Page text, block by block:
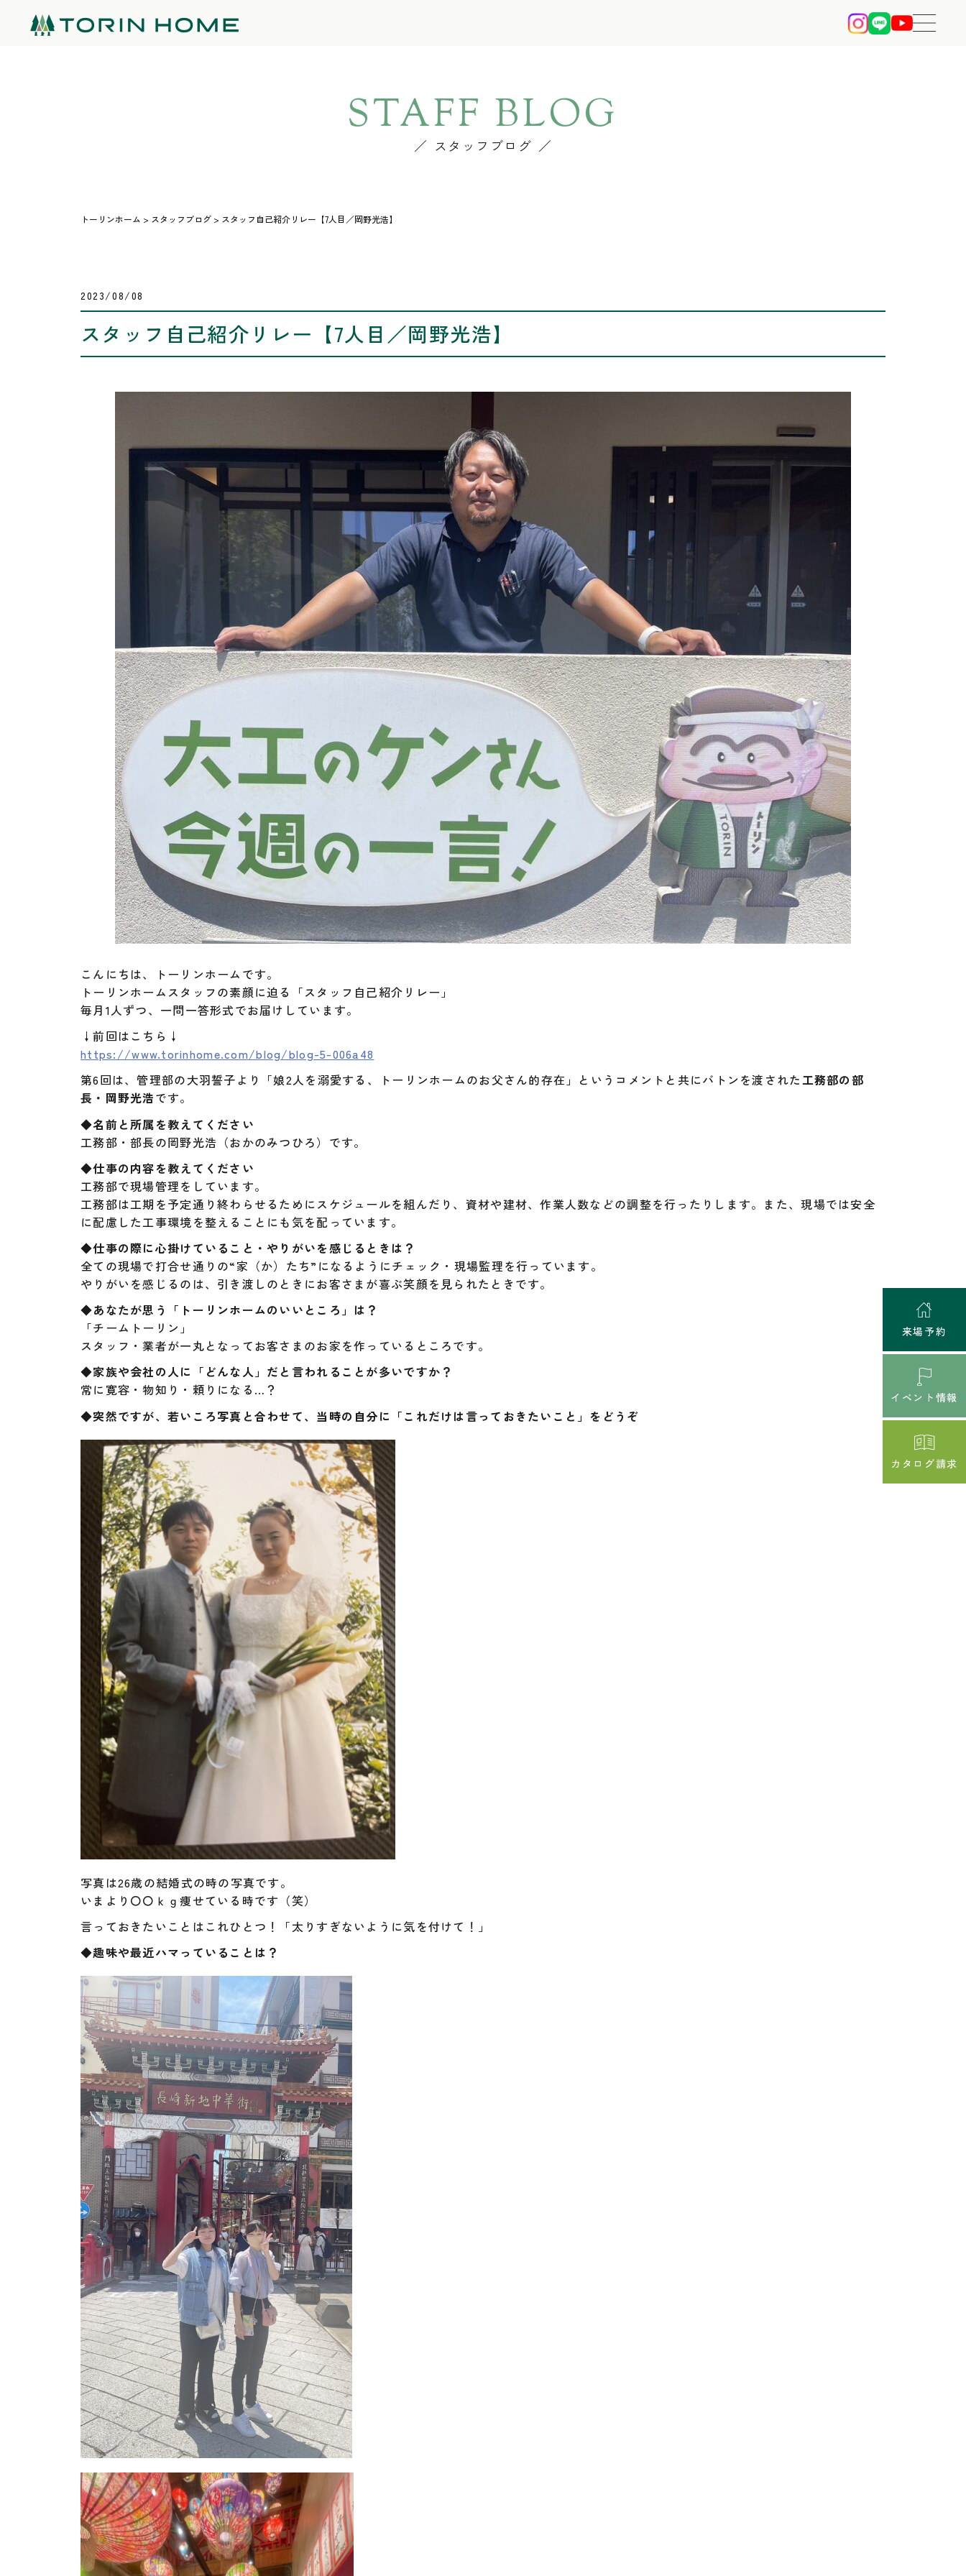
STAFF BLOG
スタッフブログ
トーリンホーム > スタッフブログ > スタッフ自己紹介リレー【7人目／岡野光浩】
2023/08/08
スタッフ自己紹介リレー【7人目／岡野光浩】
こんにちは、トーリンホームです。
トーリンホームスタッフの素顔に迫る「スタッフ自己紹介リレー」
毎月1人ずつ、一問一答形式でお届けしています。
↓前回はこちら↓
https://www.torinhome.com/blog/blog-5-006a48
第6回は、管理部の大羽誓子より「娘2人を溺愛する、トーリンホームのお父さん的存在」というコメントと共にバトンを渡された工務部の部
長・岡野光浩です。
◆名前と所属を教えてください
工務部・部長の岡野光浩（おかのみつひろ）です。
◆仕事の内容を教えてください
工務部で現場管理をしています。
工務部は工期を予定通り終わらせるためにスケジュールを組んだり、資材や建材、作業人数などの調整を行ったりします。また、現場では安全
に配慮した工事環境を整えることにも気を配っています。
◆仕事の際に心掛けていること・やりがいを感じるときは？
全ての現場で打合せ通りの“家（か）たち”になるようにチェック・現場監理を行っています。
やりがいを感じるのは、引き渡しのときにお客さまが喜ぶ笑顔を見られたときです。
◆あなたが思う「トーリンホームのいいところ」は？
「チームトーリン」
スタッフ・業者が一丸となってお客さまのお家を作っているところです。
◆家族や会社の人に「どんな人」だと言われることが多いですか？
常に寛容・物知り・頼りになる…？
◆突然ですが、若いころ写真と合わせて、当時の自分に「これだけは言っておきたいこと」をどうぞ
写真は26歳の結婚式の時の写真です。
いまより〇〇ｋｇ痩せている時です（笑）
言っておきたいことはこれひとつ！「太りすぎないように気を付けて！」
◆趣味や最近ハマっていることは？
来場予約
イベント情報
カタログ請求